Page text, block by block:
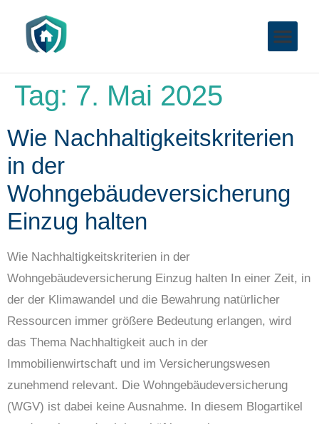
Tag: 7. Mai 2025
Wie Nachhaltigkeitskriterien
in der
Wohngebäudeversicherung
Einzug halten
Wie Nachhaltigkeitskriterien in der
Wohngebäudeversicherung Einzug halten In einer Zeit, in
der der Klimawandel und die Bewahrung natürlicher
Ressourcen immer größere Bedeutung erlangen, wird
das Thema Nachhaltigkeit auch in der
Immobilienwirtschaft und im Versicherungswesen
zunehmend relevant. Die Wohngebäudeversicherung
(WGV) ist dabei keine Ausnahme. In diesem Blogartikel